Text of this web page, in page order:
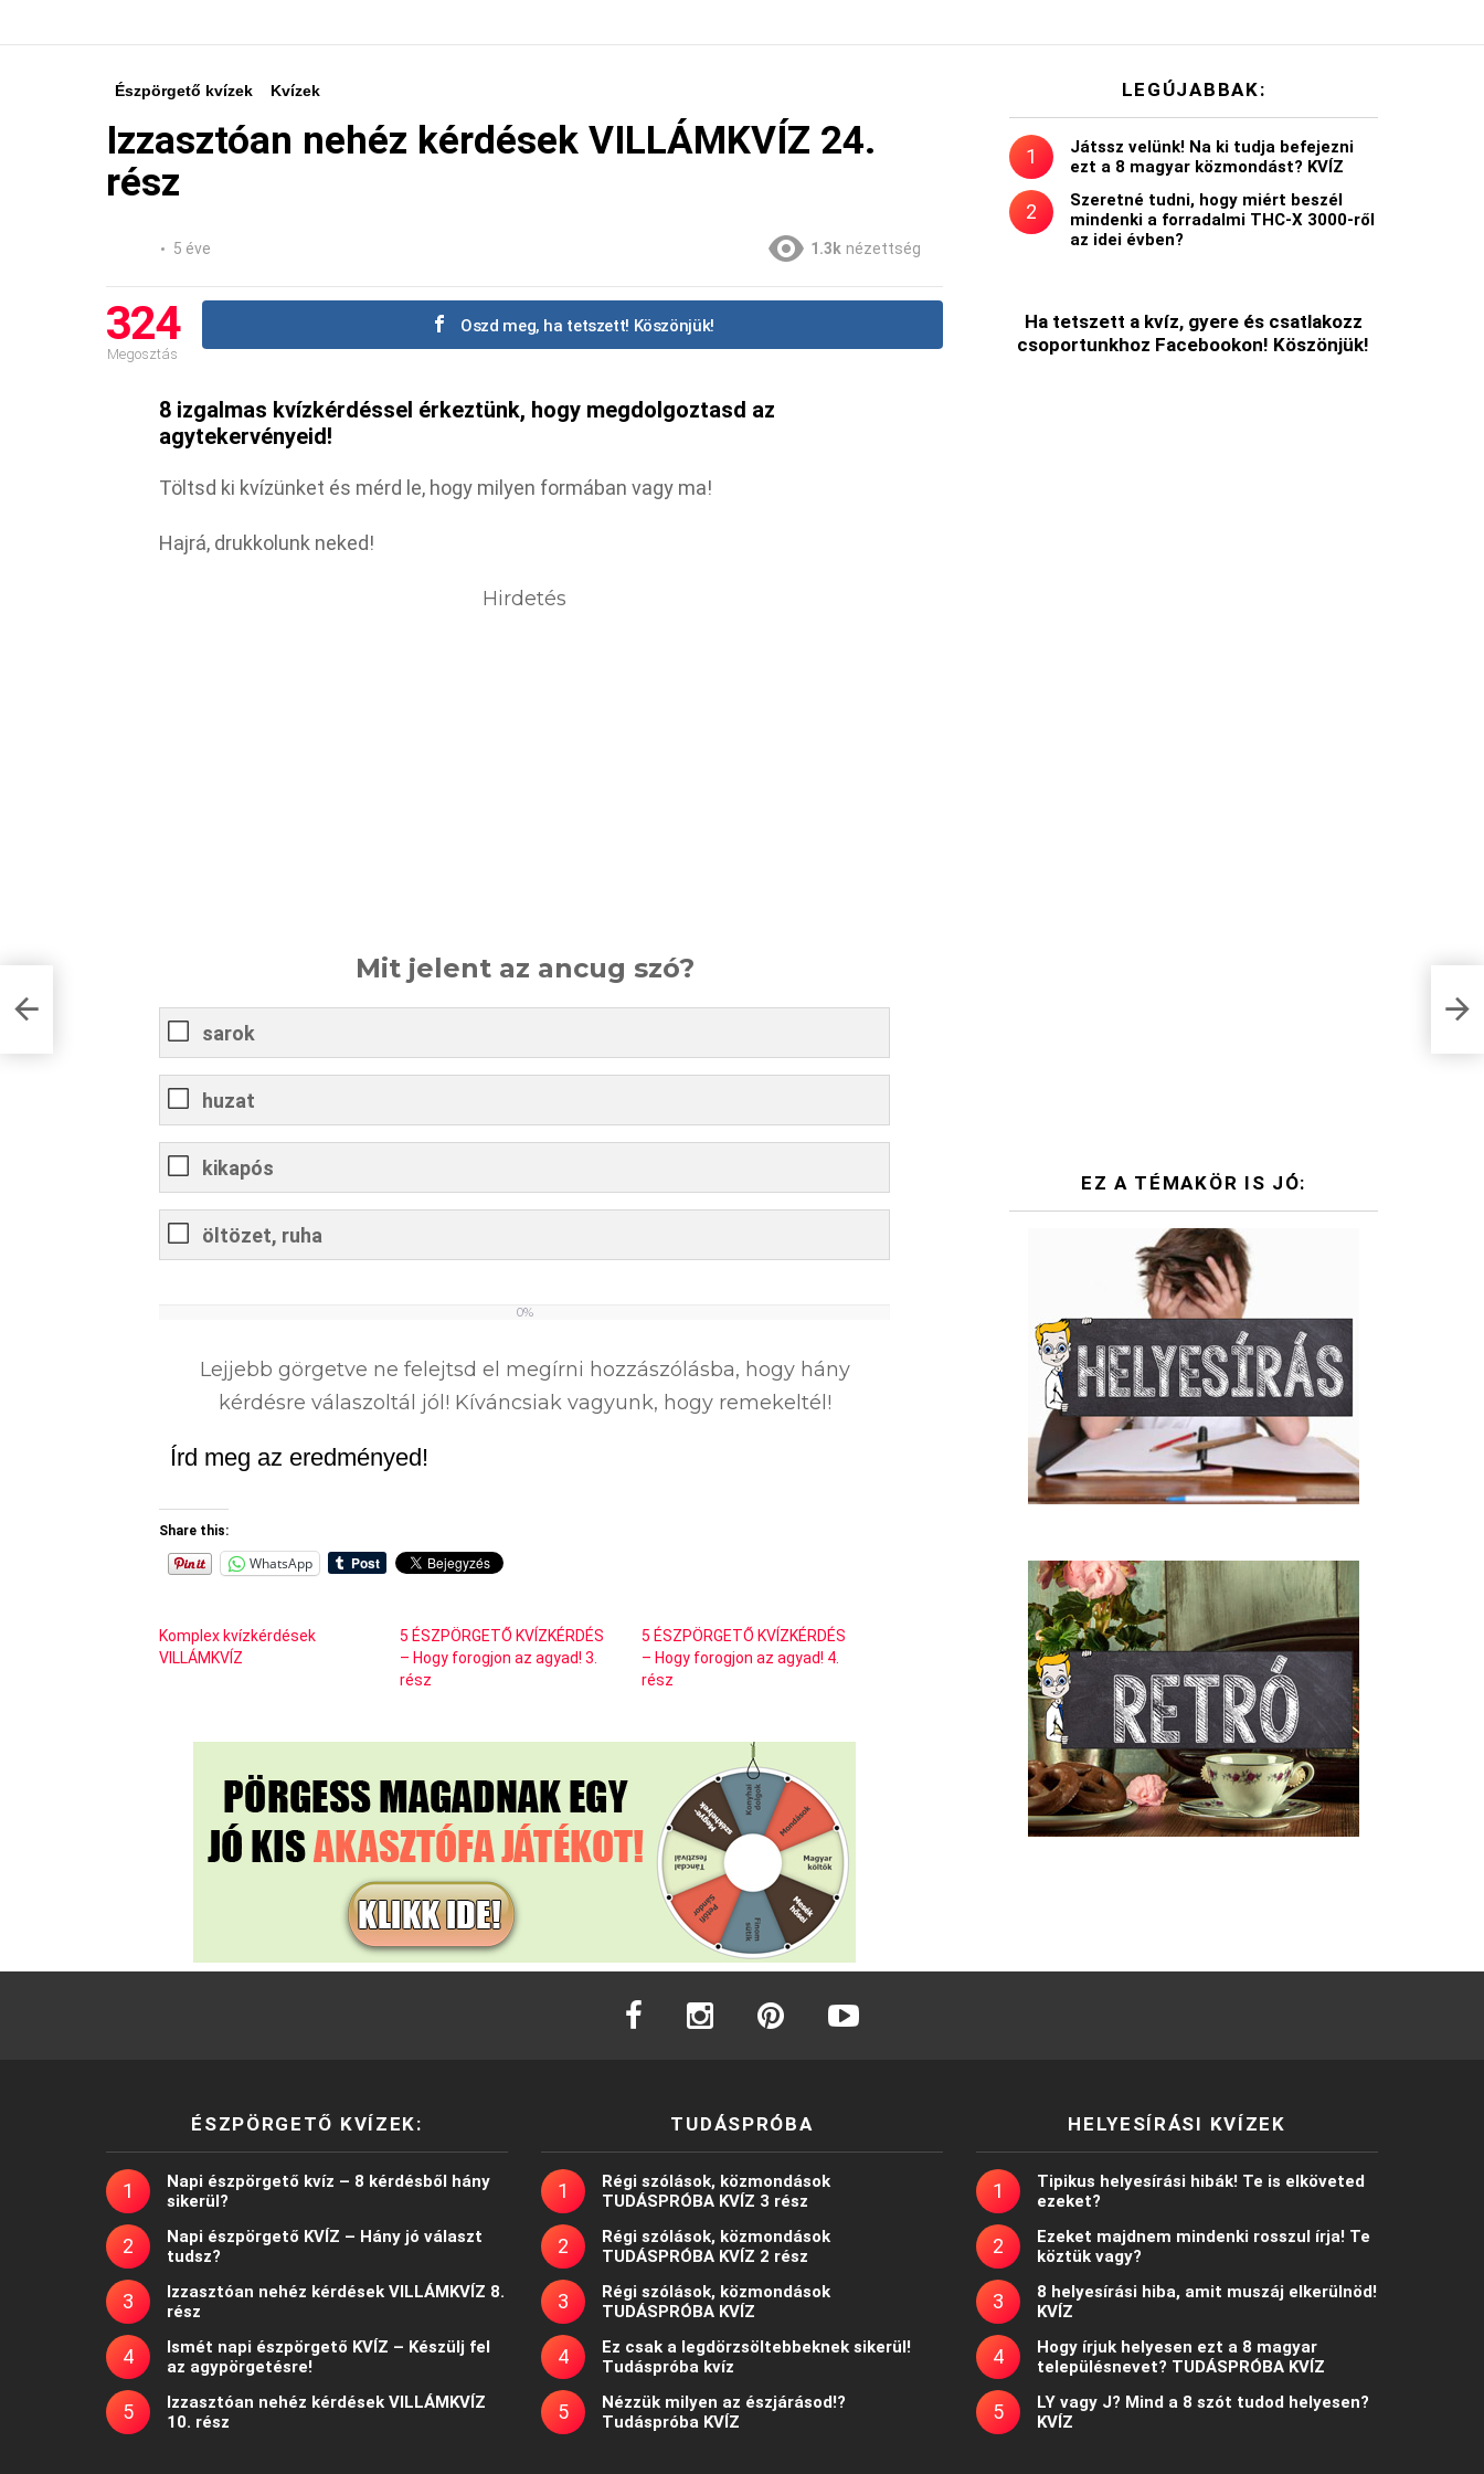
Észpörgető kvízek Kvízek
Izzasztóan nehéz kérdések VILLÁMKVÍZ 24.
rész
5 éve 1.3k nézettség
324
Megosztás
Oszd meg, ha tetszett! Köszönjük!
8 izgalmas kvízkérdéssel érkeztünk, hogy megdolgoztasd az
agytekervényeid!
Töltsd ki kvízünket és mérd le, hogy milyen formában vagy ma!
Hajrá, drukkolunk neked!
Hirdetés
Mit jelent az ancug szó?
sarok
huzat
kikapós
öltözet, ruha
0%
Lejjebb görgetve ne felejtsd el megírni hozzászólásba, hogy hány
kérdésre válaszoltál jól! Kíváncsiak vagyunk, hogy remekeltél!
Írd meg az eredményed!
Share this:
WhatsApp
Komplex kvízkérdések
VILLÁMKVÍZ
5 ÉSZPÖRGETŐ KVÍZKÉRDÉS
– Hogy forogjon az agyad! 3.
rész
5 ÉSZPÖRGETŐ KVÍZKÉRDÉS
– Hogy forogjon az agyad! 4.
rész
LEGÚJABBAK:
Játssz velünk! Na ki tudja befejezni
ezt a 8 magyar közmondást? KVÍZ
Szeretné tudni, hogy miért beszél
mindenki a forradalmi THC-X 3000-ről
az idei évben?
Ha tetszett a kvíz, gyere és csatlakozz
csoportunkhoz Facebookon! Köszönjük!
EZ A TÉMAKÖR IS JÓ:
facebook instagram
ÉSZPÖRGETŐ KVÍZEK:
Napi észpörgető kvíz – 8 kérdésből hány
sikerül?
Napi észpörgető KVÍZ – Hány jó választ
tudsz?
Izzasztóan nehéz kérdések VILLÁMKVÍZ 8.
rész
Ismét napi észpörgető KVÍZ – Készülj fel
az agypörgetésre!
Izzasztóan nehéz kérdések VILLÁMKVÍZ
10. rész
TUDÁSPRÓBA
Régi szólások, közmondások
TUDÁSPRÓBA KVÍZ 3 rész
Régi szólások, közmondások
TUDÁSPRÓBA KVÍZ 2 rész
Régi szólások, közmondások
TUDÁSPRÓBA KVÍZ
Ez csak a legdörzsöltebbeknek sikerül!
Tudáspróba kvíz
Nézzük milyen az észjárásod!?
Tudáspróba KVÍZ
HELYESÍRÁSI KVÍZEK
Tipikus helyesírási hibák! Te is elköveted
ezeket?
Ezeket majdnem mindenki rosszul írja! Te
köztük vagy?
8 helyesírási hiba, amit muszáj elkerülnöd!
KVÍZ
Hogy írjuk helyesen ezt a 8 magyar
településnevet? TUDÁSPRÓBA KVÍZ
LY vagy J? Mind a 8 szót tudod helyesen?
KVÍZ